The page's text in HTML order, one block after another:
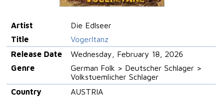
Artist
Die Edlseer
Title
Vogerltanz
Release Date
Wednesday, February 18, 2026
Genre
German Folk > Deutscher Schlager >
Volkstuemlicher Schlager
Country
AUSTRIA